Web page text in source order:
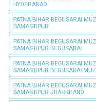
HYDERABAD
PATNA BIHAR BEGUSARAI
SAMASTIPUR
PATNA BIHAR BEGUSARAI
SAMASTIPUR BEGUSARAI
PATNA BIHAR BEGUSARAI
SAMASTIPUR BEGUSARAI
PATNA BIHAR BEGUSARAI
SAMASTIPUR JHARKHAND